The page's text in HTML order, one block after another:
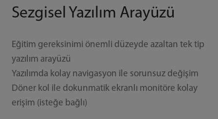
Sezgisel Yazılım Arayüzü
Eğitim gereksinimi önemli düzeyde azaltan tek tip
yazılım arayüzü
Yazılımda kolay navigasyon ile sorunsuz değişim
Döner kol ile dokunmatik ekranlı monitöre kolay
erişim (isteğe bağlı)